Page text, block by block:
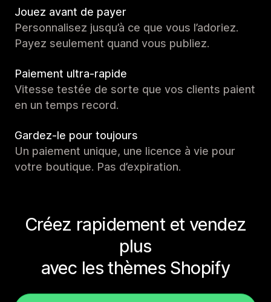
Jouez avant de payer
Personnalisez jusqu’à ce que vous l’adoriez.
Payez seulement quand vous publiez.
Paiement ultra-rapide
Vitesse testée de sorte que vos clients paient
en un temps record.
Gardez-le pour toujours
Un paiement unique, une licence à vie pour
votre boutique. Pas d’expiration.
Créez rapidement et vendez
plus
avec les thèmes Shopify